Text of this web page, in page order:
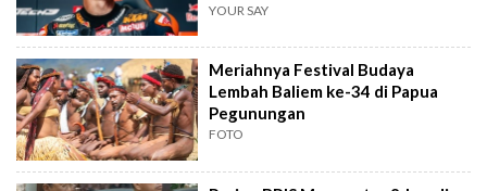
YOUR SAY
Meriahnya Festival Budaya
Lembah Baliem ke-34 di Papua
Pegunungan
FOTO